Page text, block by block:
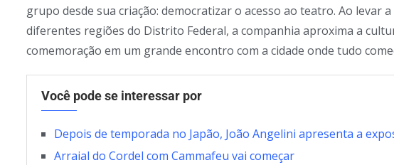
grupo desde sua criação: democratizar o acesso ao teatro. Ao levar
diferentes regiões do Distrito Federal, a companhia aproxima a
comemoração em um grande encontro com a cidade onde tudo
Você pode se interessar por
Depois de temporada no Japão, João Angelini apresenta a
Arraial do Cordel com Cammafeu vai começar